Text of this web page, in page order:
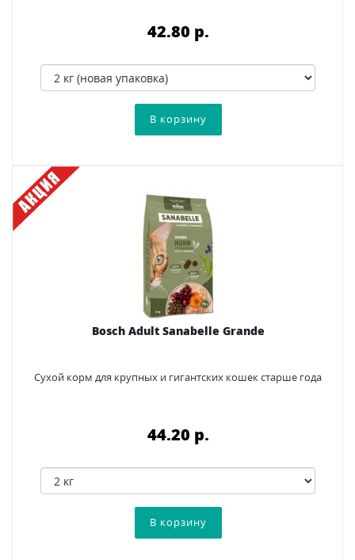
42.80 p.
Bosch Adult Sanabelle Grande
Сухой корм для крупных и гигантских кошек старше года
44.20 p.